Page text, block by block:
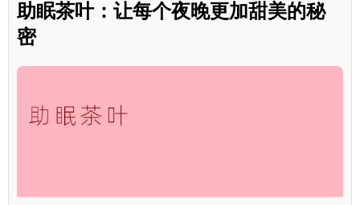
助眠茶叶：让每个夜晚更加甜美的秘
密